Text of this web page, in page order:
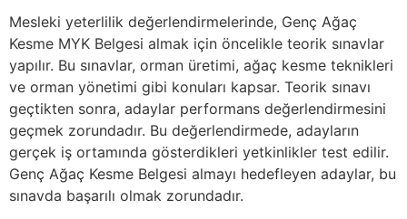
Mesleki yeterlilik değerlendirmelerinde, Genç Ağaç
Kesme MYK Belgesi almak için öncelikle teorik sınavlar
yapılır. Bu sınavlar, orman üretimi, ağaç kesme teknikleri
ve orman yönetimi gibi konuları kapsar. Teorik sınavı
geçtikten sonra, adaylar performans değerlendirmesini
geçmek zorundadır. Bu değerlendirmede, adayların
gerçek iş ortamında gösterdikleri yetkinlikler test edilir.
Genç Ağaç Kesme Belgesi almayı hedefleyen adaylar, bu
sınavda başarılı olmak zorundadır.